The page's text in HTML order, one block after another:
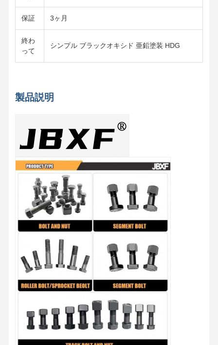
家へ 製品 ビデオ VRショー
私たちについ
て
工場見学 品質管理 お問い合わせ
事件 ブログ
て ください
トラックボルト
保証 3ヶ月
終わ
って
シンプル ブラックオキシド 亜鉛塗装 HDG
製品説明